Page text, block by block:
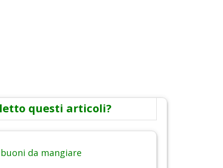
questi articoli?
da mangiare